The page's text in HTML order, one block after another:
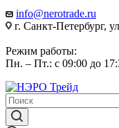
info@nerotrade.ru
г. Санкт-Петербург,
Режим работы:
Пн. – Пт.: с 09:00 до